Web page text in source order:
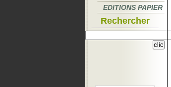
EDITIONS PAPIER
Rechercher